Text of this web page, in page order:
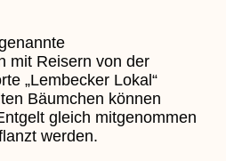
mit Reisern von der
„Lembecker Lokal“
Bäumchen können
gleich mitgenommen
werden.